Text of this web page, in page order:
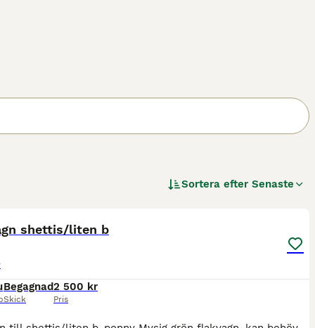
Sortera efter Senaste
shettis/liten b
Begagnad
Skick
2 500 kr
Pris